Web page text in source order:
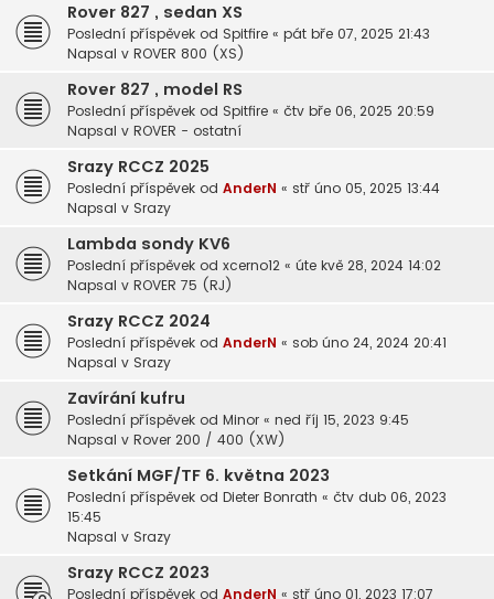
Rover 827 , sedan XS
Poslední příspěvek od Spitfire « pát bře 07, 2025 21:43
Napsal v ROVER 800 (XS)
Rover 827 , model RS
Poslední příspěvek od Spitfire « čtv bře 06, 2025 20:59
Napsal v ROVER - ostatní
Srazy RCCZ 2025
Poslední příspěvek od AnderN « stř úno 05, 2025 13:44
Napsal v Srazy
Lambda sondy KV6
Poslední příspěvek od xcerno12 « úte kvě 28, 2024 14:02
Napsal v ROVER 75 (RJ)
Srazy RCCZ 2024
Poslední příspěvek od AnderN « sob úno 24, 2024 20:41
Napsal v Srazy
Zavírání kufru
Poslední příspěvek od Minor « ned říj 15, 2023 9:45
Napsal v Rover 200 / 400 (XW)
Setkání MGF/TF 6. května 2023
Poslední příspěvek od Dieter Bonrath « čtv dub 06, 2023
15:45
Napsal v Srazy
Srazy RCCZ 2023
Poslední příspěvek od AnderN « stř úno 01, 2023 17:07